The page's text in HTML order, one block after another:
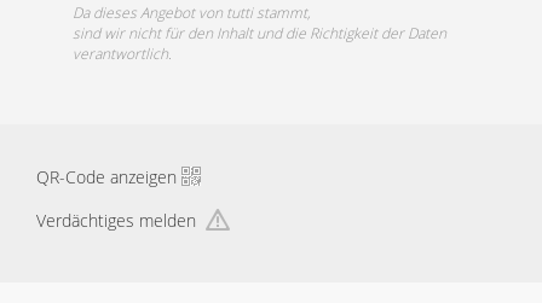
Da dieses Angebot von tutti stammt,
sind wir nicht für den Inhalt und die Richtigkeit der Daten
verantwortlich.
QR-Code anzeigen
Verdächtiges melden